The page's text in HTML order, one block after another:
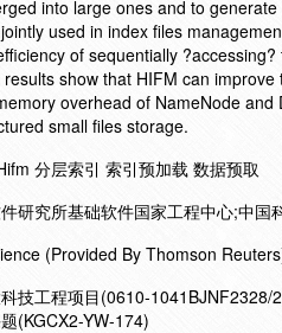
into large ones and to
used in index files
of sequentially
show that HIFM can
overhead of NameNode
small files storage.
分层索引 索引预加载 数据预取
研究所基础软件国家工程中心;中国
(Provided By Thomson
技工程项目(0610-
(KGCX2-YW-174)